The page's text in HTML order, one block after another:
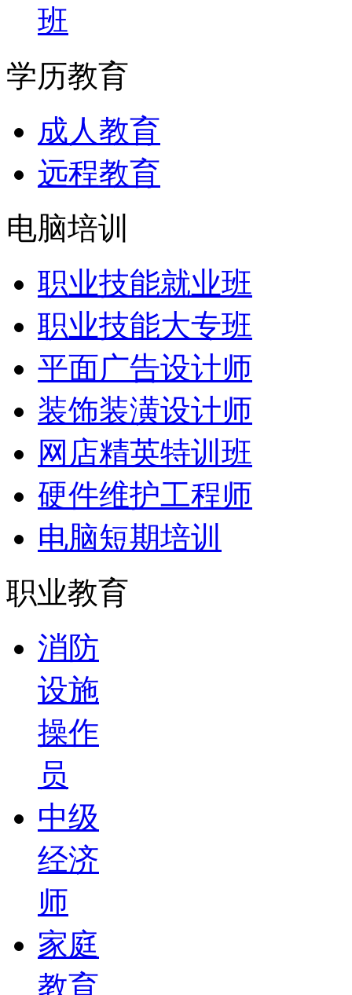
班
学历教育
成人教育
远程教育
电脑培训
职业技能就业班
职业技能大专班
平面广告设计师
装饰装潢设计师
网店精英特训班
硬件维护工程师
电脑短期培训
职业教育
消防
设施
操作
员
中级
经济
师
家庭
教育